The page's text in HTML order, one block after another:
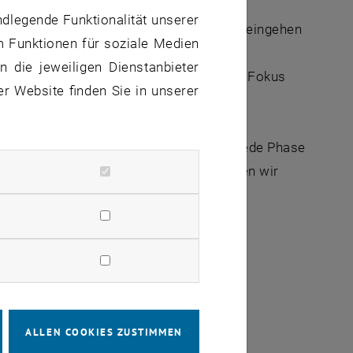
wir in unserer Veranstaltung näher eingehen
Forschungsprojektmanagement im
Punkte sowie Erfolgsfaktoren. Der Fokus
den oben genannten Punkten für jede Phase
komplementieren. Zusätzlich stellen wir
des Forschungsprojektes vor.
Funktionalität unserer
Funktionen für soziale Medien
die jeweiligen Dienstanbieter
Website finden Sie in unserer
ALLEN COOKIES ZUSTIMMEN